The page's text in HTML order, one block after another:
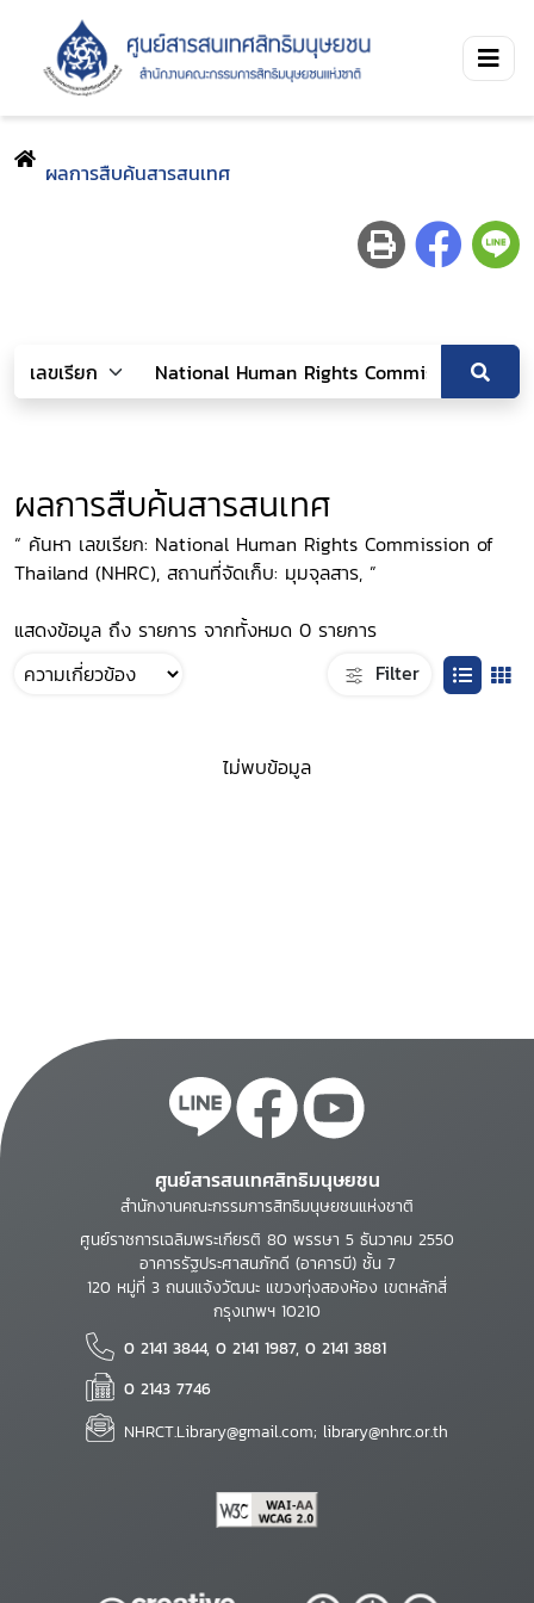
ผลการสืบค้นสารสนเทศ
ผลการสืบค้นสารสนเทศ
“ ค้นหา เลขเรียก: National Human Rights Commission of
Thailand (NHRC), สถานที่จัดเก็บ: มุมจุลสาร, ”
แสดงข้อมูล ถึง รายการ จากทั้งหมด 0 รายการ
Filter
ไม่พบข้อมูล
ศูนย์สารสนเทศสิทธิมนุษยชน
สำนักงานคณะกรรมการสิทธิมนุษยชนแห่งชาติ
ศูนย์ราชการเฉลิมพระเกียรติ 80 พรรษา 5 ธันวาคม 2550
อาคารรัฐประศาสนภักดี (อาคารบี) ชั้น 7
120 หมู่ที่ 3 ถนนแจ้งวัฒนะ แขวงทุ่งสองห้อง เขตหลักสี่
กรุงเทพฯ 10210
0 2141 3844, 0 2141 1987, 0 2141 3881
0 2143 7746
NHRCT.Library@gmail.com; library@nhrc.or.th